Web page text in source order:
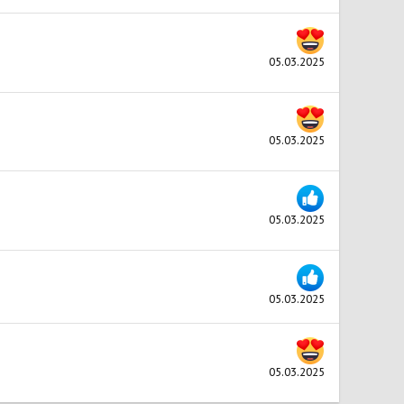
05.03.2025
05.03.2025
05.03.2025
05.03.2025
05.03.2025